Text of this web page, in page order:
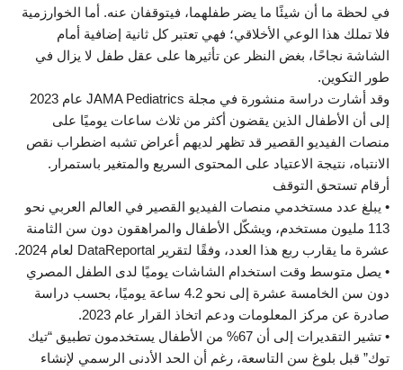
في لحظة ما أن شيئًا ما يضر طفلهما، فيتوقفان عنه. أما الخوارزمية
فلا تملك هذا الوعي الأخلاقي؛ فهي تعتبر كل ثانية إضافية أمام
الشاشة نجاحًا، بغض النظر عن تأثيرها على عقل طفل لا يزال في
طور التكوين.
وقد أشارت دراسة منشورة في مجلة JAMA Pediatrics عام 2023
إلى أن الأطفال الذين يقضون أكثر من ثلاث ساعات يوميًا على
منصات الفيديو القصير قد تظهر لديهم أعراض تشبه اضطراب نقص
الانتباه، نتيجة الاعتياد على المحتوى السريع والمتغير باستمرار.
أرقام تستحق التوقف
• يبلغ عدد مستخدمي منصات الفيديو القصير في العالم العربي نحو
113 مليون مستخدم، ويشكّل الأطفال والمراهقون دون سن الثامنة
عشرة ما يقارب ربع هذا العدد، وفقًا لتقرير DataReportal لعام 2024.
• يصل متوسط وقت استخدام الشاشات يوميًا لدى الطفل المصري
دون سن الخامسة عشرة إلى نحو 4.2 ساعة يوميًا، بحسب دراسة
صادرة عن مركز المعلومات ودعم اتخاذ القرار عام 2023.
• تشير التقديرات إلى أن 67% من الأطفال يستخدمون تطبيق “تيك
توك” قبل بلوغ سن التاسعة، رغم أن الحد الأدنى الرسمي لإنشاء